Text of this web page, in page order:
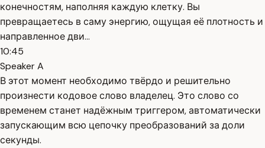
конечностям, наполняя каждую клетку. Вы
превращаетесь в саму энергию, ощущая её плотность и
направленное дви...
10:45
Speaker A
В этот момент необходимо твёрдо и решительно
произнести кодовое слово владелец. Это слово со
временем станет надёжным триггером, автоматически
запускающим всю цепочку преобразований за доли
секунды.